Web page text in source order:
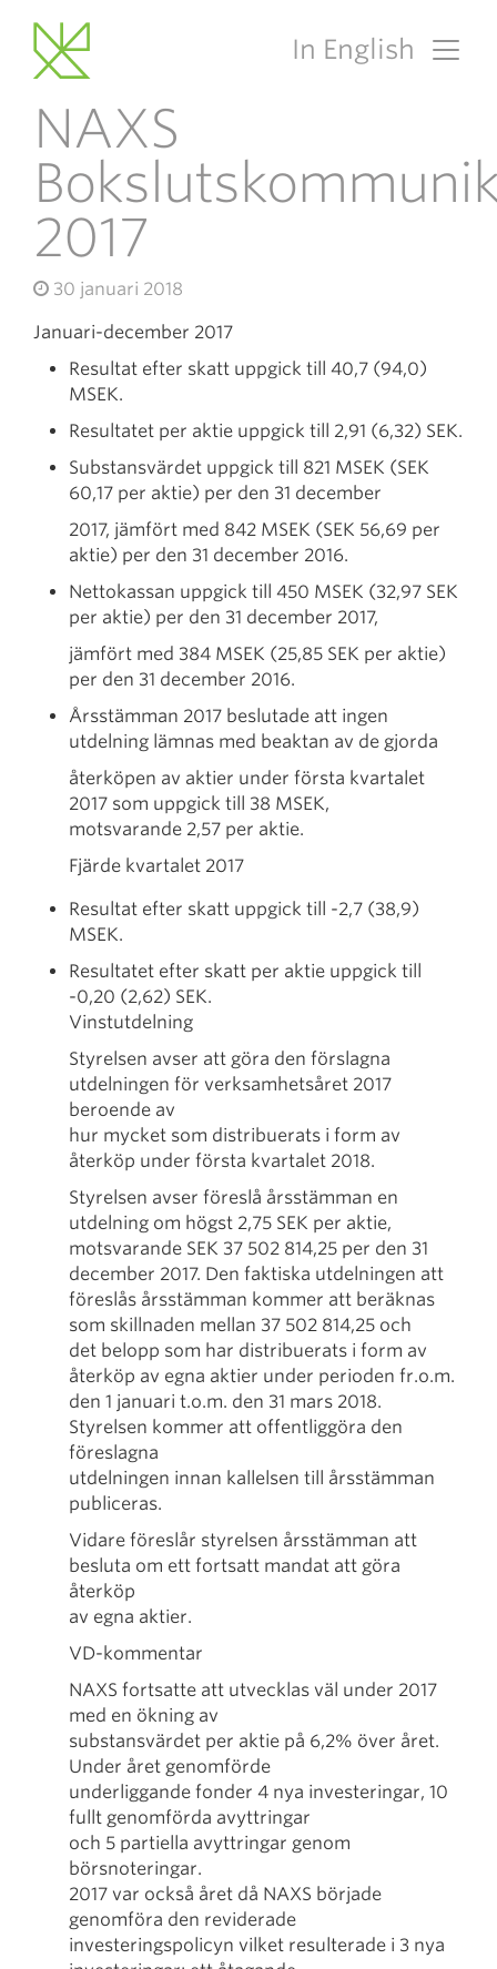
Main Navigation
In English
NAXS
2017
30 januari 2018
Januari-december 2017
Resultat efter skatt uppgick till 40,7 (94,0)
MSEK.
Resultatet per aktie uppgick till 2,91 (6,32) SEK.
Substansvärdet uppgick till 821 MSEK (SEK
60,17 per aktie) per den 31 december
2017, jämfört med 842 MSEK (SEK 56,69 per
aktie) per den 31 december 2016.
Nettokassan uppgick till 450 MSEK (32,97 SEK
per aktie) per den 31 december 2017,
jämfört med 384 MSEK (25,85 SEK per aktie)
per den 31 december 2016.
Årsstämman 2017 beslutade att ingen
utdelning lämnas med beaktan av de gjorda
återköpen av aktier under första kvartalet
2017 som uppgick till 38 MSEK,
motsvarande 2,57 per aktie.
Fjärde kvartalet 2017
Resultat efter skatt uppgick till -2,7 (38,9)
MSEK.
Resultatet efter skatt per aktie uppgick till
-0,20 (2,62) SEK.
Vinstutdelning
Styrelsen avser att göra den förslagna
utdelningen för verksamhetsåret 2017
beroende av
hur mycket som distribuerats i form av
återköp under första kvartalet 2018.
Styrelsen avser föreslå årsstämman en
utdelning om högst 2,75 SEK per aktie,
motsvarande SEK 37 502 814,25 per den 31
december 2017. Den faktiska utdelningen att
föreslås årsstämman kommer att beräknas
som skillnaden mellan 37 502 814,25 och
det belopp som har distribuerats i form av
återköp av egna aktier under perioden fr.o.m.
den 1 januari t.o.m. den 31 mars 2018.
Styrelsen kommer att offentliggöra den
föreslagna
utdelningen innan kallelsen till årsstämman
publiceras.
Vidare föreslår styrelsen årsstämman att
besluta om ett fortsatt mandat att göra
återköp
av egna aktier.
VD-kommentar
NAXS fortsatte att utvecklas väl under 2017
med en ökning av
substansvärdet per aktie på 6,2% över året.
Under året genomförde
underliggande fonder 4 nya investeringar, 10
fullt genomförda avyttringar
och 5 partiella avyttringar genom
börsnoteringar.
2017 var också året då NAXS började
genomföra den reviderade
investeringspolicyn vilket resulterade i 3 nya